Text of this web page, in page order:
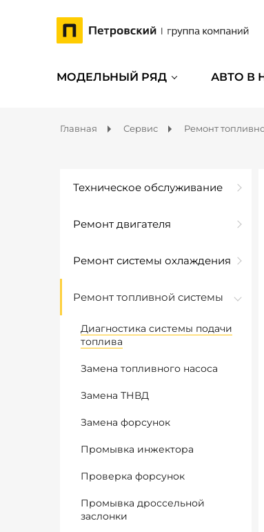
МОДЕЛЬНЫЙ РЯД АВТО В
Главная Сервис Ремонт
Техническое обслуживание
Ремонт двигателя
Ремонт системы охлаждения
Ремонт топливной системы
Диагностика системы подачи
топлива
Замена топливного насоса
Замена ТНВД
Замена форсунок
Промывка инжектора
Проверка форсунок
Промывка дроссельной
заслонки